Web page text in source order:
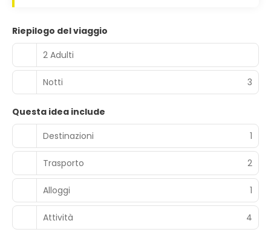
Riepilogo del viaggio
2 Adulti
Notti 3
Questa idea include
Destinazioni
1
Trasporto 2
Alloggi 1
Attività 4